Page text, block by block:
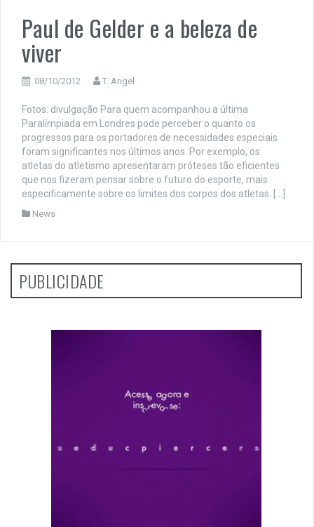
Paul de Gelder e a beleza de
viver
08/10/2012 T. Angel
Fotos: divulgação Para quem acompanhou a última
Paralímpiada em Londres pode perceber o quanto os
progressos para os portadores de necessidades especiais
foram significantes nos últimos anos. Por exemplo, os
atletas do atletismo apresentaram próteses tão eficientes
que nos fizeram pensar sobre o futuro do esporte, mais
especificamente sobre os limites dos corpos dos atletas. […]
News
PUBLICIDADE